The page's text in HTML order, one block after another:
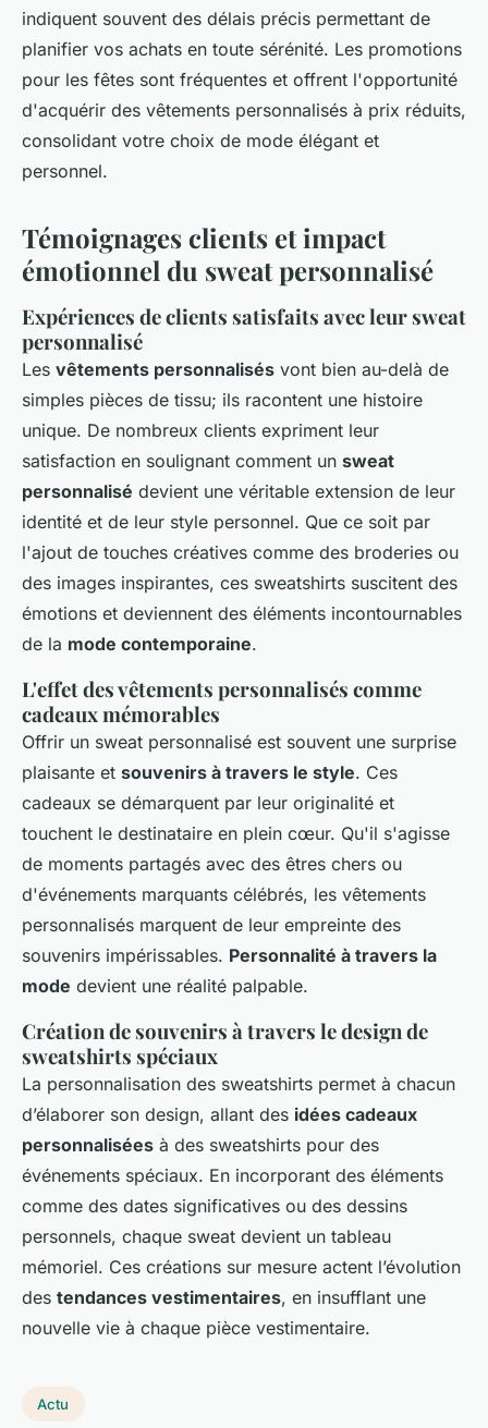
indiquent souvent des délais précis permettant de
planifier vos achats en toute sérénité. Les promotions
pour les fêtes sont fréquentes et offrent l'opportunité
d'acquérir des vêtements personnalisés à prix réduits,
consolidant votre choix de mode élégant et
personnel.
Témoignages clients et impact
émotionnel du sweat personnalisé
Expériences de clients satisfaits avec leur sweat
personnalisé
Les vêtements personnalisés vont bien au-delà de
simples pièces de tissu; ils racontent une histoire
unique. De nombreux clients expriment leur
satisfaction en soulignant comment un sweat
personnalisé devient une véritable extension de leur
identité et de leur style personnel. Que ce soit par
l'ajout de touches créatives comme des broderies ou
des images inspirantes, ces sweatshirts suscitent des
émotions et deviennent des éléments incontournables
de la mode contemporaine.
L'effet des vêtements personnalisés comme
cadeaux mémorables
Offrir un sweat personnalisé est souvent une surprise
plaisante et souvenirs à travers le style. Ces
cadeaux se démarquent par leur originalité et
touchent le destinataire en plein cœur. Qu'il s'agisse
de moments partagés avec des êtres chers ou
d'événements marquants célébrés, les vêtements
personnalisés marquent de leur empreinte des
souvenirs impérissables. Personnalité à travers la
mode devient une réalité palpable.
Création de souvenirs à travers le design de
sweatshirts spéciaux
La personnalisation des sweatshirts permet à chacun
d’élaborer son design, allant des idées cadeaux
personnalisées à des sweatshirts pour des
événements spéciaux. En incorporant des éléments
comme des dates significatives ou des dessins
personnels, chaque sweat devient un tableau
mémoriel. Ces créations sur mesure actent l’évolution
des tendances vestimentaires, en insufflant une
nouvelle vie à chaque pièce vestimentaire.
Actu